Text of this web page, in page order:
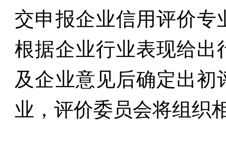
交申报企业信用评价专
根据企业行业表现给出
及企业意见后确定出
业，评价委员会将组织